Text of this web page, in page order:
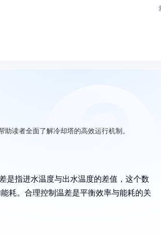
读者全面了解冷却塔的高效运行机制。
是指进水温度与出水温度的差值，这个数
耗。合理控制温差是平衡效率与能耗的关